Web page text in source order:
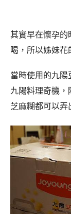
其實早在懷孕的
喝，所以姊妹花
當時使用的九陽
九陽料理奇機，
芝麻糊都可以弄